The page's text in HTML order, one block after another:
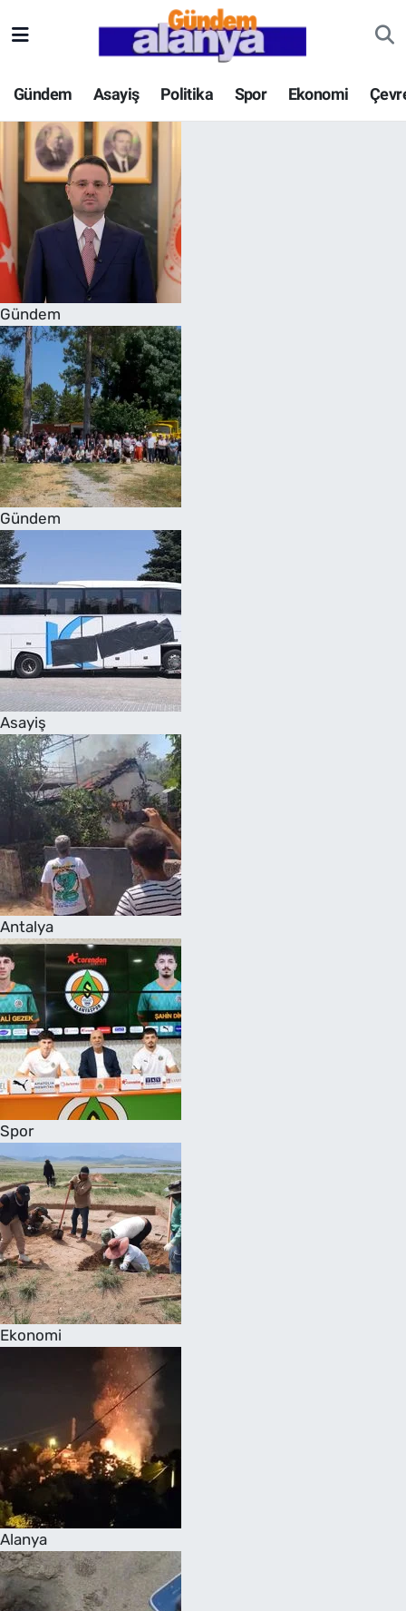
Gündem Asayiş Politika Spor Ekonomi
Gündem
Gündem
Asayiş
Antalya
Spor
Ekonomi
Alanya